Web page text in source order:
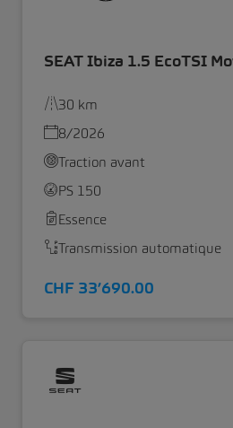
SEAT Ibiza 1.5 EcoTSI
30 km
8/2026
Traction avant
PS 150
Essence
Transmission automatique
CHF 33’690.00